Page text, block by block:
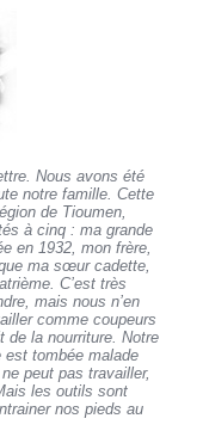
Nous avons été
notre famille. Cette
de Tioumen,
à cinq : ma grande
en 1932, mon frère,
ma sœur cadette,
C’est très
mais nous n’en
comme coupeurs
de la nourriture. Notre
tombée malade
peut pas travailler,
les outils sont
nos pieds au